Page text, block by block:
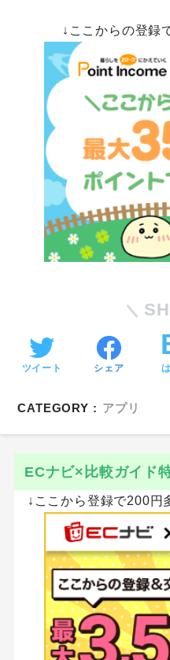
↓ここからの登録
ツイート シェア
CATEGORY : アプリ
ECナビ×比較ガイド
↓ここから登録で200円